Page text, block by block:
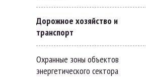
Дорожное хозяйство и
транспорт
Охранные зоны объектов
энергетического сектора